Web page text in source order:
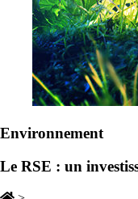
Environnement
Le RSE : un